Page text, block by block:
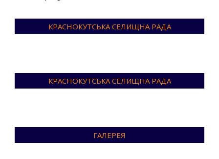
КРАСНОКУТСЬКА СЕЛИЩНА РАДА
КРАСНОКУТСЬКА СЕЛИЩНА РАДА
ГАЛЕРЕЯ